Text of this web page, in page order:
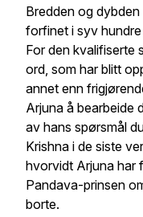
Bredden og
forfinet i syv
For den kvalifiserte
ord, som har blitt
annet enn
Arjuna å bearbeide
av hans spørsmål
Krishna i de siste
hvorvidt Arjuna har
Pandava-prinsen
borte.